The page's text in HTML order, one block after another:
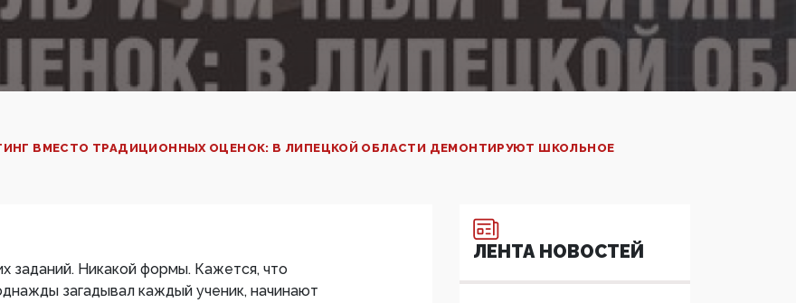
ВМЕСТО ТРАДИЦИОННЫХ ОЦЕНОК: В ЛИПЕЦКОЙ ОБЛАСТИ ДЕМОНТИРУЮТ ШКОЛЬНОЕ
заданий. Никакой формы. Кажется, что
загадывал каждый ученик, начинают
ЛЕНТА НОВОСТЕЙ